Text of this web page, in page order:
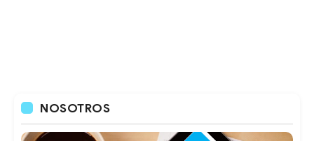
NOSOTROS